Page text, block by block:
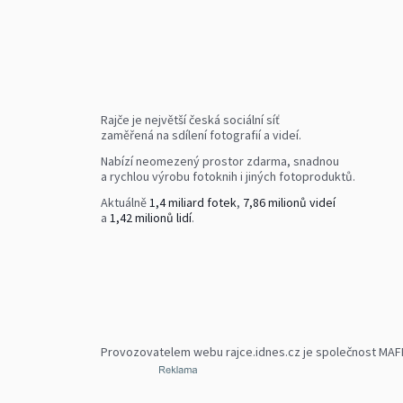
Rajče je největší česká sociální síť
zaměřená na sdílení fotografií a videí.
Nabízí neomezený prostor zdarma, snadnou
a rychlou výrobu fotoknih i jiných fotoproduktů.
Aktuálně1,4 miliard fotek, 7,86 milionů videí
a 1,42 milionů lidí.
Provozovatelem webu rajce.idnes.cz je společnost